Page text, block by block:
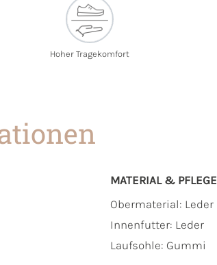
Hoher Tragekomfort
MATERIAL & PFLEGE
Obermaterial: Leder
Innenfutter: Leder
Laufsohle: Gummi